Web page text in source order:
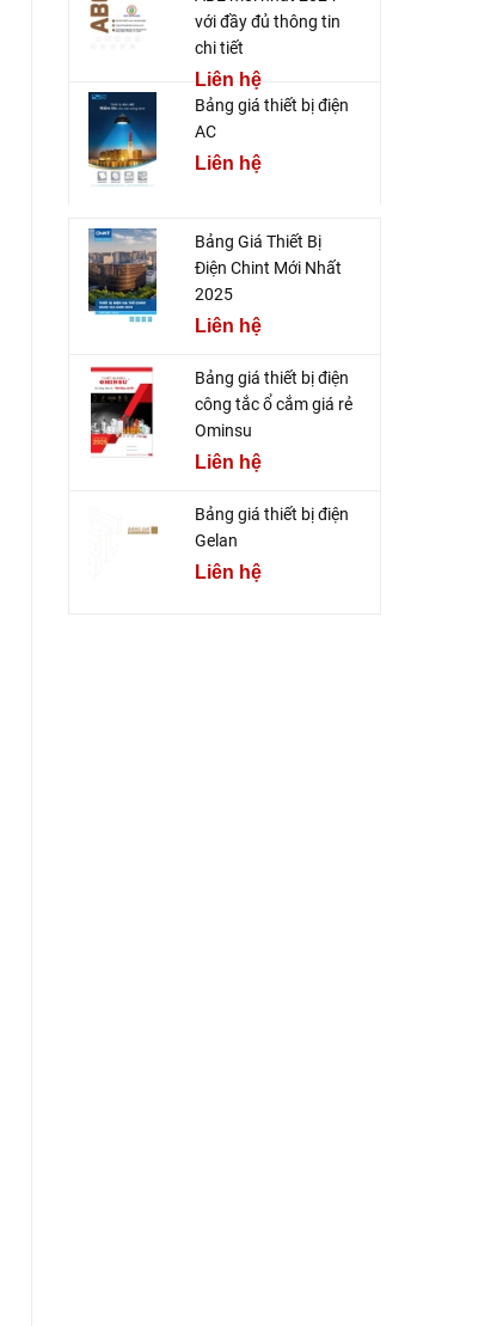
với đầy đủ thông tin
chi tiết
Liên hệ
Bảng giá thiết bị điện
AC
Liên hệ
Bảng Giá Thiết Bị
Điện Chint Mới Nhất
2025
Liên hệ
Bảng giá thiết bị điện
công tắc ổ cắm giá rẻ
Ominsu
Liên hệ
Bảng giá thiết bị điện
Gelan
Liên hệ